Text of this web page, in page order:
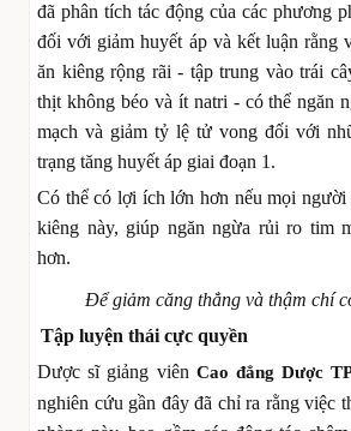
đã phân tích tác động của các phương
đối với giảm huyết áp và kết luận rằng
ăn kiêng rộng rãi - tập trung vào trái
thịt không béo và ít natri - có thể ngăn
mạch và giảm tỷ lệ tử vong đối với
trạng tăng huyết áp giai đoạn 1.
Có thể có lợi ích lớn hơn nếu mọi người
kiêng này, giúp ngăn ngừa rủi ro tim
hơn.
Để giảm căng thẳng và thậm chí
Tập luyện thái cực quyền
Dược sĩ giảng viên Cao đẳng Dược
nghiên cứu gần đây đã chỉ ra rằng việc